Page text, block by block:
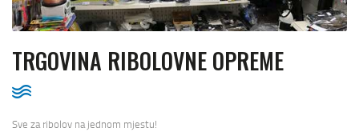
TRGOVINA RIBOLOVNE OPREME
Sve za ribolov na jednom mjestu!